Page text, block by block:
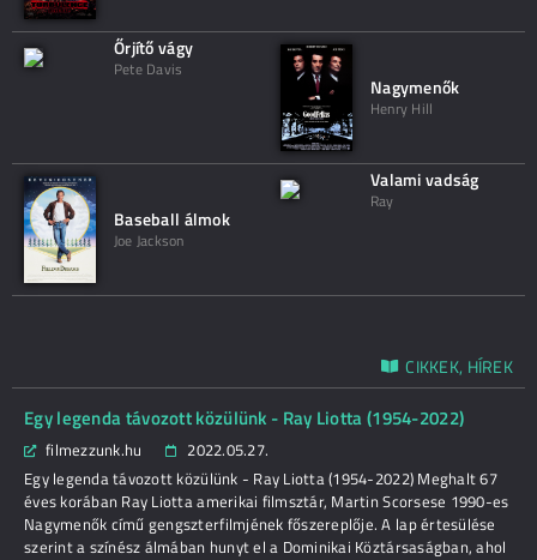
Őrjítő vágy
Pete Davis
Nagymenők
Henry Hill
Baseball álmok
Joe Jackson
Valami vadság
Ray
CIKKEK, HÍREK
Egy legenda távozott közülünk - Ray Liotta (1954-2022)
filmezzunk.hu
2022.05.27.
Egy legenda távozott közülünk - Ray Liotta (1954-2022) Meghalt 67
éves korában Ray Liotta amerikai filmsztár, Martin Scorsese 1990-es
Nagymenők című gengszterfilmjének főszereplője. A lap értesülése
szerint a színész álmában hunyt el a Dominikai Köztársaságban, ahol